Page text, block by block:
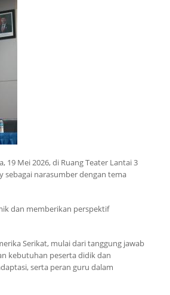
19 Mei 2026, di Ruang Teater Lantai 3
sebagai narasumber dengan tema
dan memberikan perspektif
Serikat, mulai dari tanggung jawab
kebutuhan peserta didik dan
serta peran guru dalam